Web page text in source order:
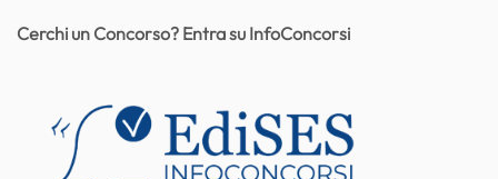
Cerchi un Concorso? Entra su InfoConcorsi